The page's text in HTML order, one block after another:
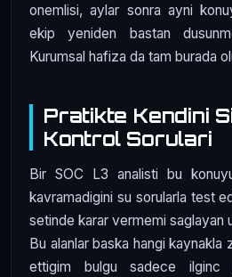
onemlisi, aylar sonra ayni
ekip yeniden bastan
Kurumsal hafiza da tam burada
Pratikte Kendini
Kontrol Sorulari
Bir SOC L3 analisti bu
kavramadigini su sorularla test
setinde karar vermemi saglayan
Bu alanlar baska hangi kaynakla
ettigim bulgu sadece ilginc